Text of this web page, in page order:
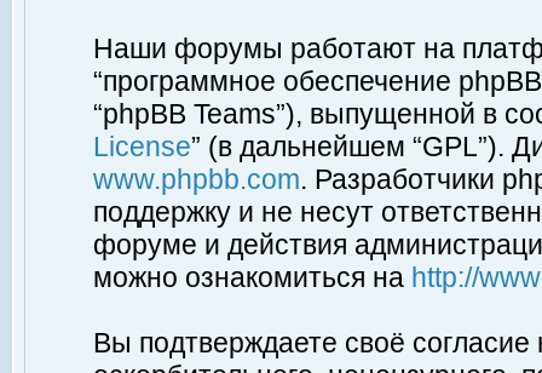
Наши форумы работают на
“программное обеспечение
“phpBB Teams”), выпущенной в
License” (в дальнейшем “GPL”).
www.phpbb.com. Разработчики
поддержку и не несут
форуме и действия
можно ознакомиться на http://
Вы подтверждаете своё